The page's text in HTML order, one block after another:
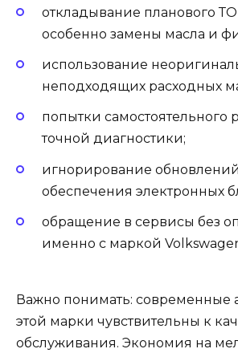
откладывание планового ТО
особенно замены масла и
использование
неподходящих расходных
попытки самостоятельного
точной диагностики;
игнорирование
обеспечения электронных
обращение в сервисы без
именно с маркой
Важно понимать: современные
этой марки чувствительны к
обслуживания. Экономия на